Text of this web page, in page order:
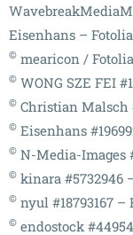
Eisenhans –
© mearicon /
© WONG SZE FEI
© Christian Malsch
© Eisenhans
© N-Media-Images
© kinara #5732946
© nyul #18793167 –
© endostock